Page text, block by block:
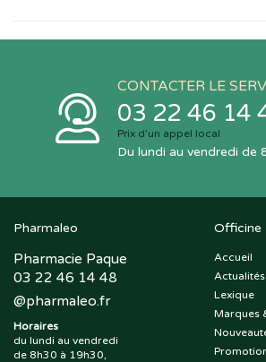
CONTACTER LE
03 22 46 14
Prix d’un appel local
Du lundi au vendredi de
Pharmaleo
Pharmacie Paque
03 22 46 14 48
@pharmaleo.fr
Horaires
du lundi au vendredi
de 8h30 à 19h30,
Officine
Accueil
Actualités
Lexique
Marques